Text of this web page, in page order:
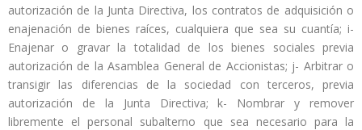
autorización de la Junta Directiva, los contratos de adquisición o
enajenación de bienes raíces, cualquiera que sea su cuantía; i-
Enajenar o gravar la totalidad de los bienes sociales previa
autorización de la Asamblea General de Accionistas; j- Arbitrar o
transigir las diferencias de la sociedad con terceros, previa
autorización de la Junta Directiva; k- Nombrar y remover
libremente el personal subalterno que sea necesario para la